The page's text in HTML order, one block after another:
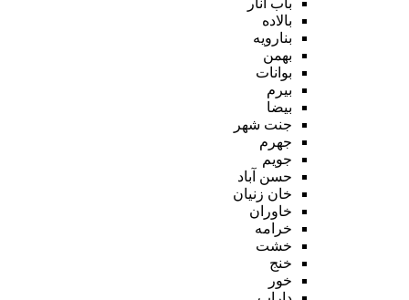
بالاده
بنارویه
بهمن
بوانات
بیرم
بیضا
جنت شهر
جهرم
جویم
حسن آباد
خان زنیان
خاوران
خرامه
خشت
خنج
خور